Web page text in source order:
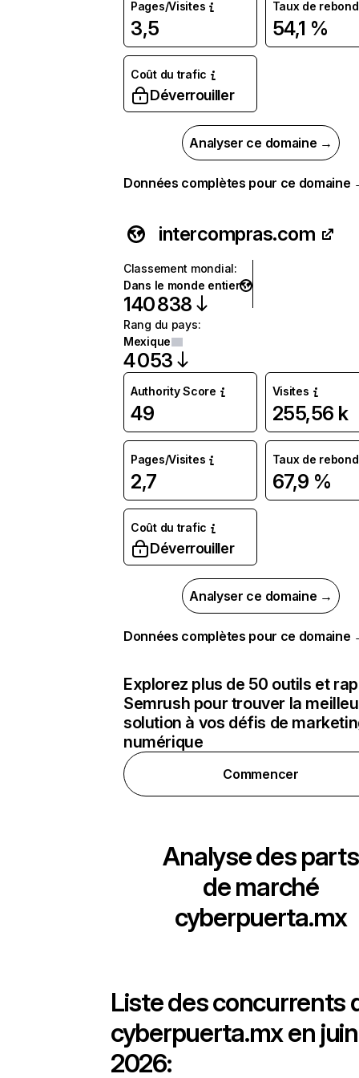
Pages/Visites
3,5
Taux de rebond
54,1 %
Coût du trafic
Déverrouiller
Analyser ce domaine →
Données complètes pour ce domaine
intercompras.com
Classement mondial:
Dans le monde entier
140 838
Rang du pays:
Mexique
4 053
Authority Score
49
Visites
255,56 k
Pages/Visites
2,7
Taux de rebond
67,9 %
Coût du trafic
Déverrouiller
Analyser ce domaine →
Données complètes pour ce domaine
Explorez plus de 50 outils et
Semrush pour trouver la
solution à vos défis de
numérique
Commencer
Analyse des parts
de marché
cyberpuerta.mx
Liste des concurrents
cyberpuerta.mx en juin
2026: